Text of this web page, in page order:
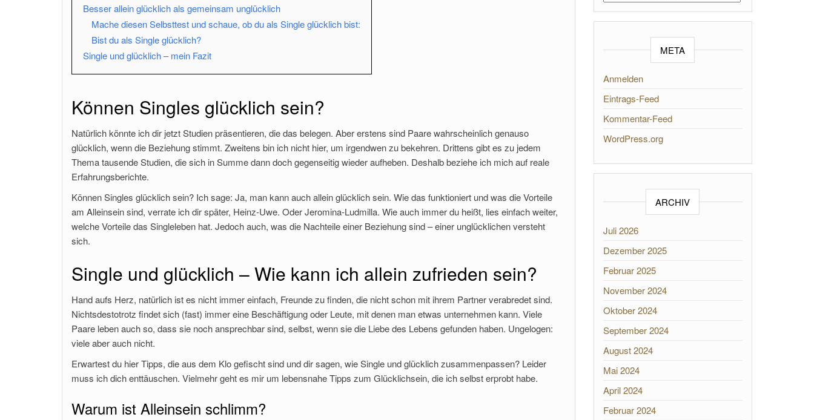
Besser allein glücklich als gemeinsam unglücklich
Mache diesen Selbsttest und schaue, ob du als Single glücklich bist:
Bist du als Single glücklich?
Single und glücklich – mein Fazit
Können Singles glücklich sein?
Natürlich könnte ich dir jetzt Studien präsentieren, die das belegen. Aber erstens sind Paare wahrscheinlich genauso
glücklich, wenn die Beziehung stimmt. Zweitens bin ich nicht hier, um irgendwen zu bekehren. Drittens gibt es zu jedem
Thema tausende Studien, die sich in Summe dann doch gegenseitig wieder aufheben. Deshalb beziehe ich mich auf reale
Erfahrungsberichte.
Können Singles glücklich sein? Ich sage: Ja, man kann auch allein glücklich sein. Wie das funktioniert und was die Vorteile
am Alleinsein sind, verrate ich dir später, Heinz-Uwe. Oder Jeromina-Ludmilla. Wie auch immer du heißt, lies einfach weiter,
welche Vorteile das Singleleben hat. Jedoch auch, was die Nachteile einer Beziehung sind – einer unglücklichen versteht
sich.
Single und glücklich – Wie kann ich allein zufrieden sein?
Hand aufs Herz, natürlich ist es nicht immer einfach, Freunde zu finden, die nicht schon mit ihrem Partner verabredet sind.
Nichtsdestotrotz findet sich (fast) immer eine Beschäftigung oder Leute, mit denen man etwas unternehmen kann. Viele
Paare leben auch so, dass sie noch ansprechbar sind, selbst, wenn sie die Liebe des Lebens gefunden haben. Ungelogen:
viele aber auch nicht.
Erwartest du hier Tipps, die aus dem Klo gefischt sind und dir sagen, wie Single und glücklich zusammenpassen? Leider
muss ich dich enttäuschen. Vielmehr geht es mir um lebensnahe Tipps zum Glücklichsein, die ich selbst erprobt habe.
Warum ist Alleinsein schlimm?
META
Anmelden
Eintrags-Feed
Kommentar-Feed
WordPress.org
ARCHIV
Juli 2026
Dezember 2025
Februar 2025
November 2024
Oktober 2024
September 2024
August 2024
Mai 2024
April 2024
Februar 2024